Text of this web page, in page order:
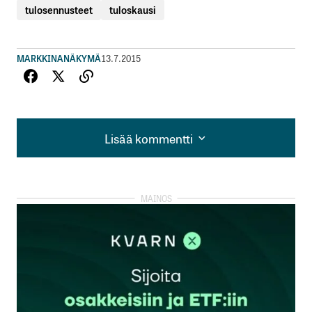
tulosennusteet tuloskausi
MARKKINANÄKYMÄ13.7.2015
Lisää kommentti
Lisää kommentti
kirjautua
rekisteröityä